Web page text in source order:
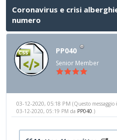
Coronavirus e crisi
numero
PP040
Senior Member
03-12-2020, 05:18 PM (Questo
03-12-2020, 05:19 PM da PP040 .)